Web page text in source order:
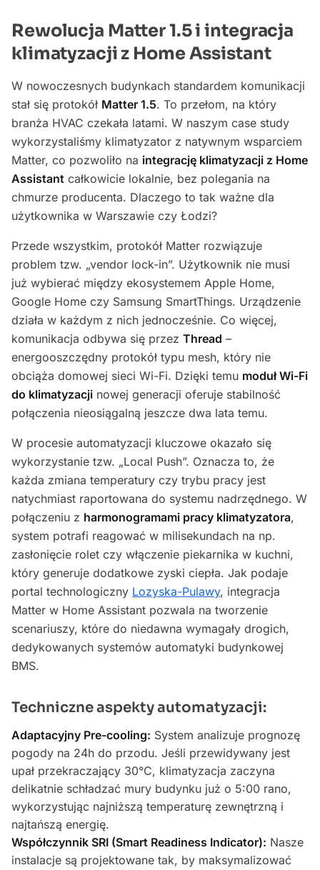
Rewolucja Matter 1.5 i integracja
klimatyzacji z Home Assistant
W nowoczesnych budynkach standardem komunikacji
stał się protokół Matter 1.5. To przełom, na który
branża HVAC czekała latami. W naszym case study
wykorzystaliśmy klimatyzator z natywnym wsparciem
Matter, co pozwoliło na integrację klimatyzacji z Home
Assistant całkowicie lokalnie, bez polegania na
chmurze producenta. Dlaczego to tak ważne dla
użytkownika w Warszawie czy Łodzi?
Przede wszystkim, protokół Matter rozwiązuje
problem tzw. „vendor lock-in”. Użytkownik nie musi
już wybierać między ekosystemem Apple Home,
Google Home czy Samsung SmartThings. Urządzenie
działa w każdym z nich jednocześnie. Co więcej,
komunikacja odbywa się przez Thread –
energooszczędny protokół typu mesh, który nie
obciąża domowej sieci Wi-Fi. Dzięki temu moduł Wi-Fi
do klimatyzacji nowej generacji oferuje stabilność
połączenia nieosiągalną jeszcze dwa lata temu.
W procesie automatyzacji kluczowe okazało się
wykorzystanie tzw. „Local Push”. Oznacza to, że
każda zmiana temperatury czy trybu pracy jest
natychmiast raportowana do systemu nadrzędnego. W
połączeniu z harmonogramami pracy klimatyzatora,
system potrafi reagować w milisekundach na np.
zasłonięcie rolet czy włączenie piekarnika w kuchni,
który generuje dodatkowe zyski ciepła. Jak podaje
portal technologiczny Lozyska-Pulawy, integracja
Matter w Home Assistant pozwala na tworzenie
scenariuszy, które do niedawna wymagały drogich,
dedykowanych systemów automatyki budynkowej
BMS.
Techniczne aspekty automatyzacji:
Adaptacyjny Pre-cooling: System analizuje prognozę
pogody na 24h do przodu. Jeśli przewidywany jest
upał przekraczający 30°C, klimatyzacja zaczyna
delikatnie schładzać mury budynku już o 5:00 rano,
wykorzystując najniższą temperaturę zewnętrzną i
najtańszą energię.
Współczynnik SRI (Smart Readiness Indicator): Nasze
instalacje są projektowane tak, by maksymalizować